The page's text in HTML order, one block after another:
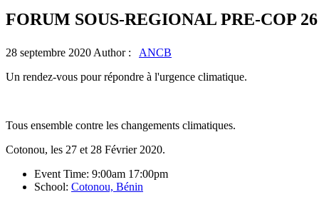
FORUM SOUS-REGIONAL PRE-COP 26
28 septembre 2020 Author : ANCB
Un rendez-vous pour répondre à l'urgence climatique.
Tous ensemble contre les changements climatiques.
Cotonou, les 27 et 28 Février 2020.
Event Time: 9:00am 17:00pm
School: Cotonou, Bénin